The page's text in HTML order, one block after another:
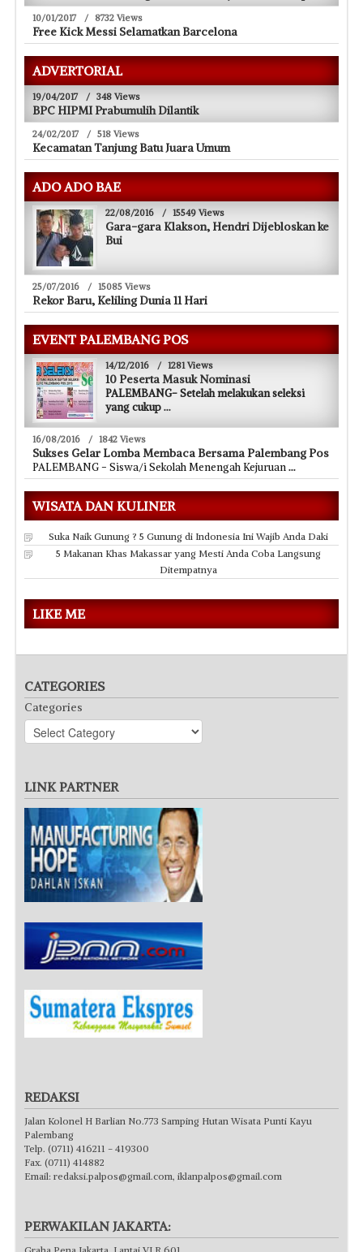
10/01/2017 / 8732 Views
Free Kick Messi Selamatkan Barcelona
ADVERTORIAL
19/04/2017 / 348 Views
BPC HIPMI Prabumulih Dilantik
24/02/2017 / 518 Views
Kecamatan Tanjung Batu Juara Umum
ADO ADO BAE
22/08/2016 / 15549 Views
Gara-gara Klakson, Hendri Dijebloskan ke
Bui
25/07/2016 / 15085 Views
Rekor Baru, Keliling Dunia 11 Hari
EVENT PALEMBANG POS
14/12/2016 / 1281 Views
10 Peserta Masuk Nominasi
PALEMBANG- Setelah melakukan seleksi
yang cukup
16/08/2016 / 1842 Views
Sukses Gelar Lomba Membaca Bersama Palembang Pos
PALEMBANG - Siswa/i Sekolah Menengah Kejuruan
WISATA DAN KULINER
Suka Naik Gunung ? 5 Gunung di Indonesia Ini Wajib Anda Daki
5 Makanan Khas Makassar yang Mesti Anda Coba Langsung
Ditempatnya
LIKE ME
CATEGORIES
Categories
LINK PARTNER
REDAKSI
Jalan Kolonel H Barlian No.773 Samping Hutan Wisata Punti Kayu
Palembang
Telp. (0711) 416211 - 419300
Fax. (0711) 414882
Email: redaksi.palpos@gmail.com iklanpalpos@gmail.com
PERWAKILAN JAKARTA:
Graha Pena Jakarta, Lantai VI R 601